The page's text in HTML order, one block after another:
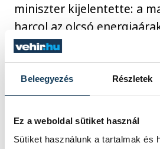
Beleegyezés Részletek
Ez a weboldal sütiket használ
Sütiket használunk a tartalmak és
miniszter kijelentette: a
harcol az olcsó
jelentik a rezsicsökkentés
válallkozások